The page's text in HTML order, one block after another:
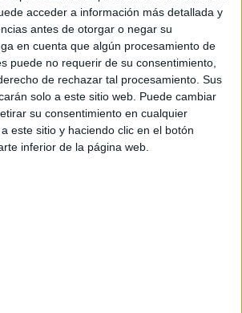
acceder a información más detallada y
antes de otorgar o negar su
en cuenta que algún procesamiento de
puede no requerir de su consentimiento,
de rechazar tal procesamiento. Sus
solo a este sitio web. Puede cambiar
su consentimiento en cualquier
este sitio y haciendo clic en el botón
inferior de la página web.
las dos tenían una relación con el
mutuamente, pero lejos de rivalizar
para olvidar ese mal instante.